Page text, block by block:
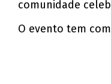
comunidade
O evento tem